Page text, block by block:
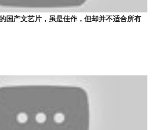
国产文艺片，虽是佳作，但却并不适合所有